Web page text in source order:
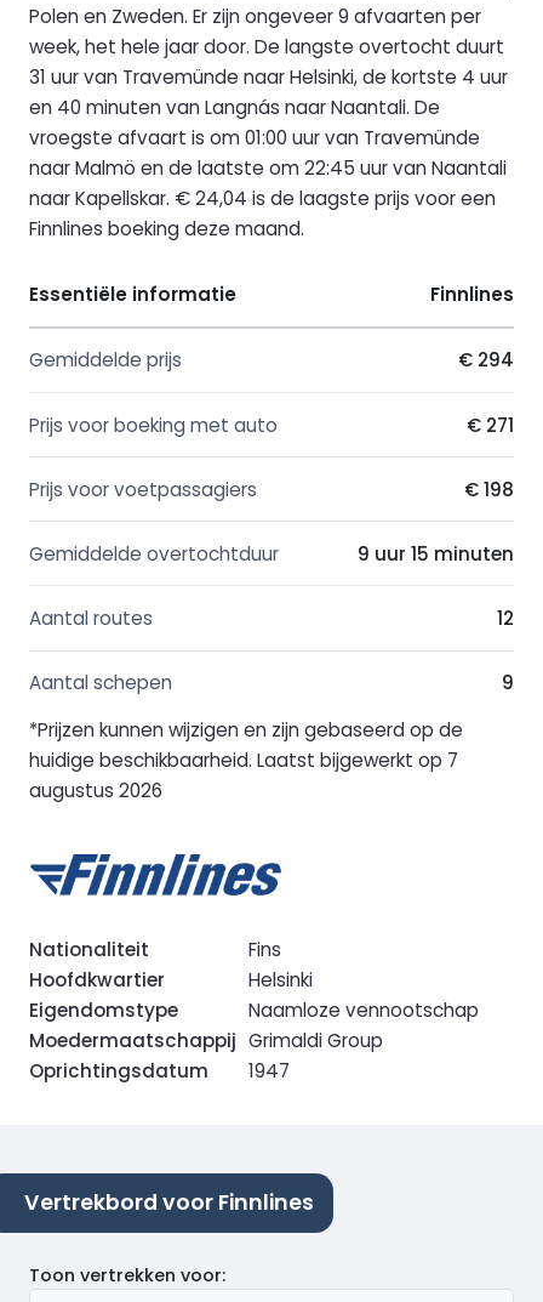
Polen en Zweden. Er zijn ongeveer 9 afvaarten per
week, het hele jaar door. De langste overtocht duurt
31 uur van Travemünde naar Helsinki, de kortste 4 uur
en 40 minuten van Langnás naar Naantali. De
vroegste afvaart is om 01:00 uur van Travemünde
naar Malmö en de laatste om 22:45 uur van Naantali
naar Kapellskar. € 24,04 is de laagste prijs voor een
Finnlines boeking deze maand.
Essentiële informatie Finnlines
Gemiddelde prijs € 294
Prijs voor boeking met auto € 271
Prijs voor voetpassagiers € 198
Gemiddelde overtochtduur 9 uur 15 minuten
Aantal routes 12
Aantal schepen
9
*Prijzen kunnen wijzigen en zijn gebaseerd op de
huidige beschikbaarheid. Laatst bijgewerkt op 7
augustus 2026
Nationaliteit
Fins
Hoofdkwartier
Helsinki
Eigendomstype
Naamloze vennootschap
Moedermaatschappij Grimaldi Group
Oprichtingsdatum
1947
Vertrekbord voor Finnlines
Toon vertrekken voor: